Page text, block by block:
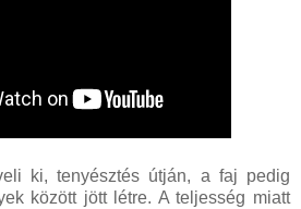
ki, tenyésztés útján, a faj pedig
között jött létre. A teljesség miatt